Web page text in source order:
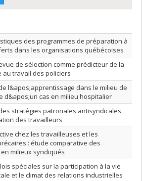
ordre décroissant
titre en ordre décroissant
des programmes de préparation à
dans les organisations québécoises
de sélection comme prédicteur de la
au travail des policiers
l&apos;apprentissage dans le milieu de
d&apos;un cas en milieu hospitalier
stratégies patronales antisyndicales
des travailleurs
chez les travailleuses et les
: étude comparative des
milieux syndiqués
lois spéciales sur la participation à la vie
et le climat des relations industrielles